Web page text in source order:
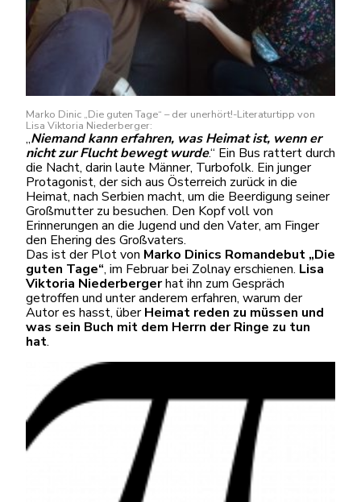
Marko Dinic „Die guten Tage“ – der unerhört!-Literaturtipp von
Lisa Viktoria Niederberger:
„Niemand kann erfahren, was Heimat ist, wenn er
nicht zur Flucht bewegt wurde.“ Ein Bus rattert durch
die Nacht, darin laute Männer, Turbofolk. Ein junger
Protagonist, der sich aus Österreich zurück in die
Heimat, nach Serbien macht, um die Beerdigung seiner
Großmutter zu besuchen. Den Kopf voll von
Erinnerungen an die Jugend und den Vater, am Finger
den Ehering des Großvaters.
Das ist der Plot von Marko Dinics Romandebut „Die
guten Tage“, im Februar bei Zolnay erschienen. Lisa
Viktoria Niederbergerhat ihn zum Gespräch
getroffen und unter anderem erfahren, warum der
Autor es hasst, überHeimat reden zu müssen und
was sein Buch mit dem Herrn der Ringe zu tun
hat.